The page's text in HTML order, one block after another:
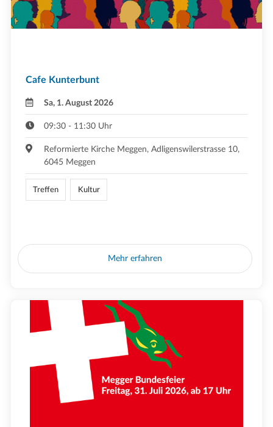
Cafe Kunterbunt
Sa, 1. August 2026
09:30 - 11:30 Uhr
Reformierte Kirche Meggen, Adligenswilerstrasse 10,
6045 Meggen
Treffen Kultur
Mehr erfahren